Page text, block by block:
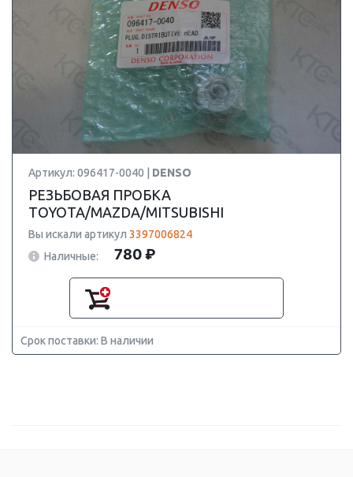
Артикул: 096417-0040 | DENSO
РЕЗЬБОВАЯ ПРОБКА
TOYOTA/MAZDA/MITSUBISHI
Вы искали артикул 3397006824
Наличные:
780 ₽
Срок поставки: В наличии